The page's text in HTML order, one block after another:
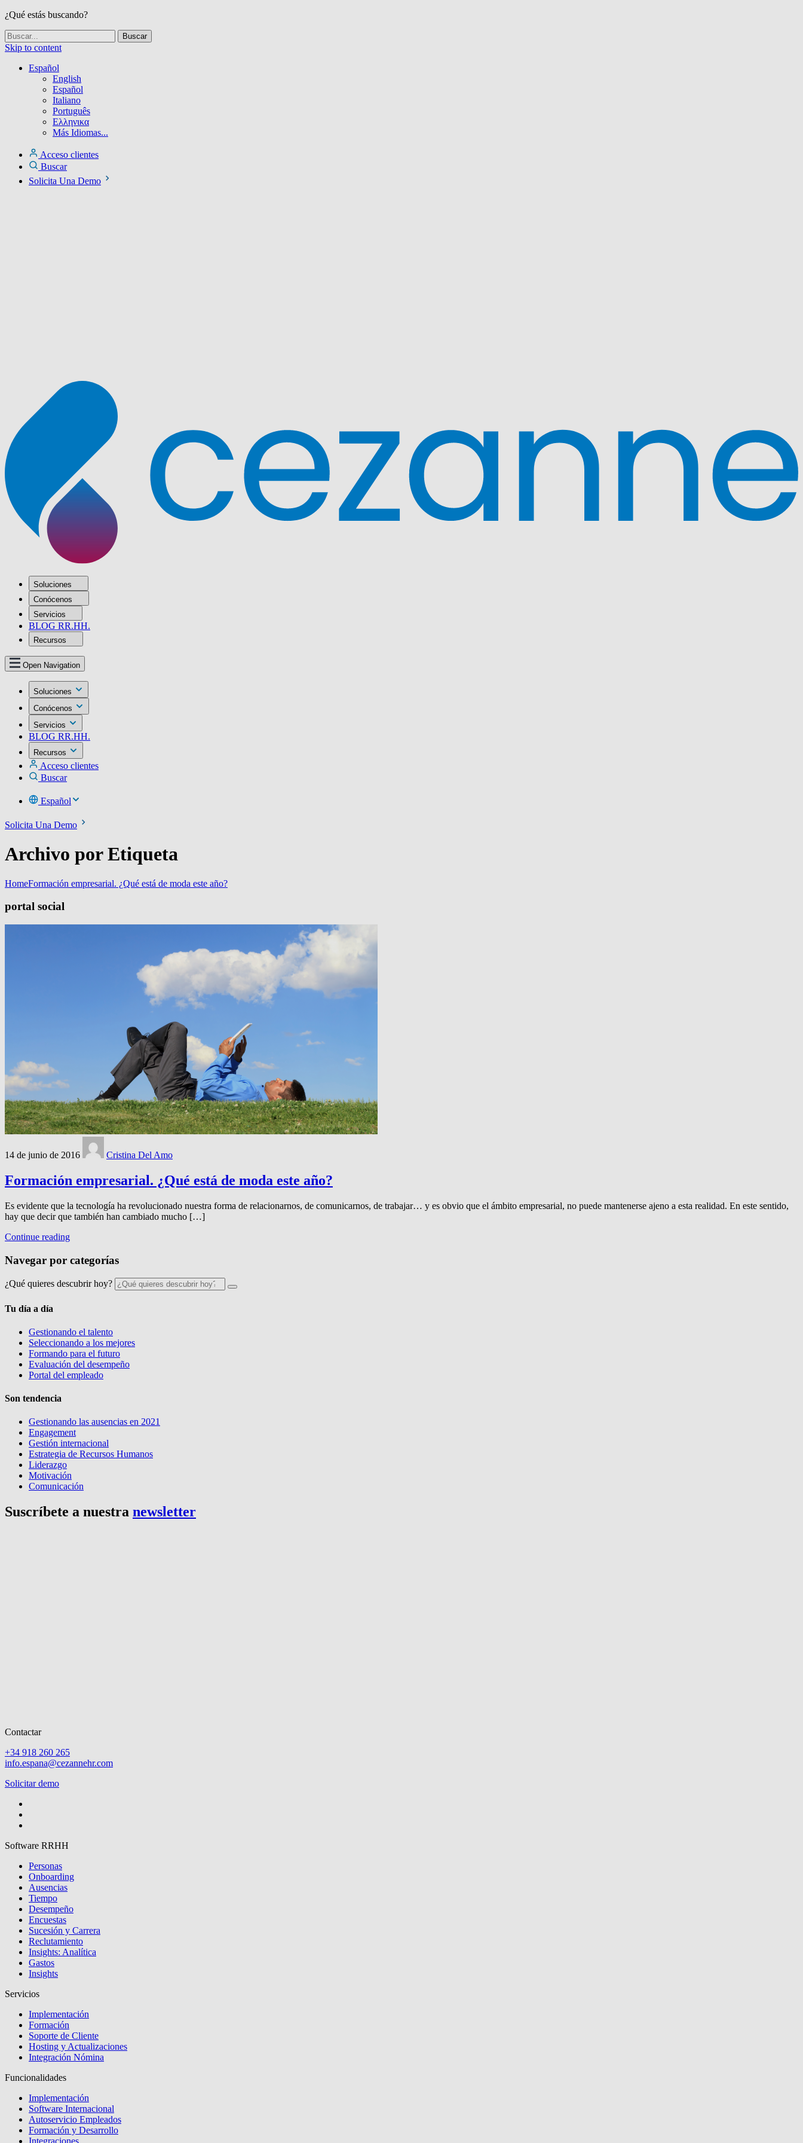
¿Qué estás buscando?
Skip to content
Español
English
Español
Italiano
Português
Ελληνικα
Más Idiomas...
Acceso clientes
Buscar
Solicita Una Demo
Soluciones
Conócenos
Servicios
BLOG RR.HH.
Recursos
Open Navigation
Soluciones
Conócenos
Servicios
BLOG RR.HH.
Recursos
Acceso clientes
Buscar
Español
Solicita Una Demo
Archivo por Etiqueta
HomeFormación empresarial. ¿Qué está de moda este año?
portal social
14 de junio de 2016 Cristina Del Amo
Formación empresarial. ¿Qué está de moda este año?
Es evidente que la tecnología ha revolucionado nuestra forma de relacionarnos, de comunicarnos, de trabajar… y es obvio que el ámbito empresarial, no puede mantenerse ajeno a esta realidad. En este sentido,
hay que decir que también han cambiado mucho […]
Continue reading
Navegar por categorías
¿Qué quieres descubrir hoy?
Tu día a día
Gestionando el talento
Seleccionando a los mejores
Formando para el futuro
Evaluación del desempeño
Portal del empleado
Son tendencia
Gestionando las ausencias en 2021
Engagement
Gestión internacional
Estrategia de Recursos Humanos
Liderazgo
Motivación
Comunicación
Suscríbete a nuestra newsletter
Contactar
+34 918 260 265
info.espana@cezannehr.com
Solicitar demo
Software RRHH
Personas
Onboarding
Ausencias
Tiempo
Desempeño
Encuestas
Sucesión y Carrera
Reclutamiento
Insights: Analítica
Gastos
Insights
Servicios
Implementación
Formación
Soporte de Cliente
Hosting y Actualizaciones
Integración Nómina
Funcionalidades
Implementación
Software Internacional
Autoservicio Empleados
Formación y Desarrollo
Integraciones